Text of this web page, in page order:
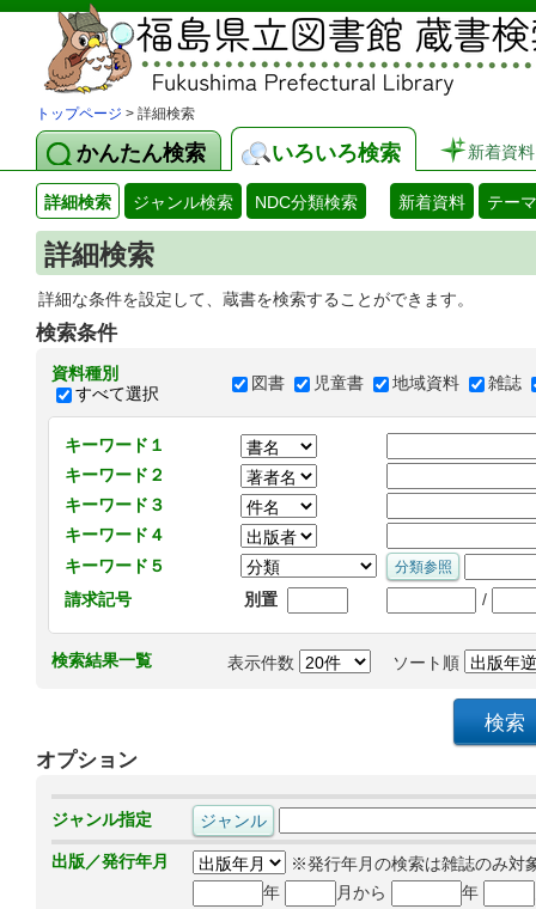
トップページ > 詳細検索
かんたん検索 いろいろ検索 新着資料
詳細検索 ジャンル検索 NDC分類検索 新着資料 テー
詳細検索
詳細な条件を設定して、蔵書を検索することができます。
検索条件
資料種別
すべて選択
図書 児童書 地域資料 雑誌
キーワード１
キーワード２
キーワード３
キーワード４
キーワード５
請求記号
別置 /
検索結果一覧 表示件数 ソート順
オプション
ジャンル指定
出版／発行年月
※発行年月の検索は雑誌のみ対
年
月から 年